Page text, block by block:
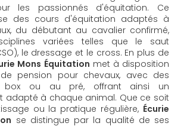
les passionnés d'équitation. Ce
des cours d'équitation adaptés à
du débutant au cavalier confirmé,
variées telles que le saut
le dressage et le cross. En plus de
Mons Équitation met à disposition
pension pour chevaux, avec des
box ou au pré, offrant ainsi un
adapté à chaque animal. Que ce soit
ou la pratique régulière, Écurie
se distingue par la qualité de ses